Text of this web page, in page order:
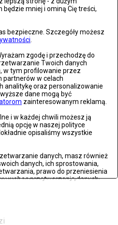
mniej i ominą Cię treści,
bezpieczne. Szczegóły możesz
zgodę i przechodzę do
Twoich danych
w tym profilowanie przez
partnerów w celach
analitykę oraz personalizowanie
dane mogą być
zainteresowanym reklamą.
i w każdej chwili możesz ją
opcję w naszej polityce
opisaliśmy wszystkie
danych, masz również
danych, ich sprostowania,
prawo do przeniesienia
wobec przetwarzania danych.
na przetwarzanie plików cookies,
do serwisu
prasowa we wrocławskim
niszczycielskiej powodzi